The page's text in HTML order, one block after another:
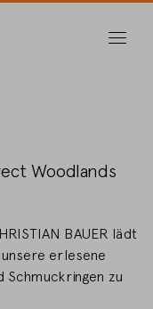
Woodlands
BAUER lädt
erlesene
Schmuckringen zu